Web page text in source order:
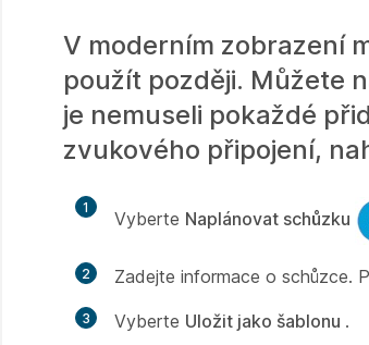
V moderním zobrazení
použít později. Můžete
je nemuseli pokaždé
zvukového připojení,
1
Vyberte Naplánovat schůzku
2 Zadejte informace o schůzce.
3 Vyberte Uložit jako šablonu .